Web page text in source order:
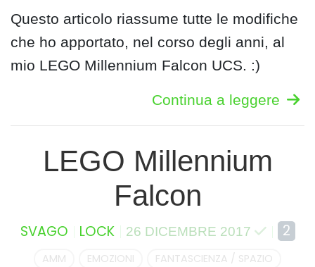
Questo articolo riassume tutte le modifiche
che ho apportato, nel corso degli anni, al
mio LEGO Millennium Falcon UCS. :)
Continua a leggere
LEGO Millennium
Falcon
SVAGO LOCK 26 DICEMBRE 2017 2
AMM EMOZIONI
FANTASCIENZA / SPAZIO